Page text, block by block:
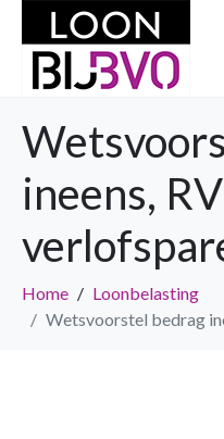
ineens,
Home
Loonbelasting
Wetsvoorstel bedrag